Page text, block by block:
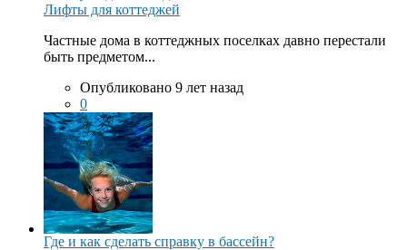
Лифты для коттеджей
Частные дома в коттеджных поселках давно перестали
быть предметом...
Опубликовано 9 лет назад
0
Где и как сделать справку в бассейн?